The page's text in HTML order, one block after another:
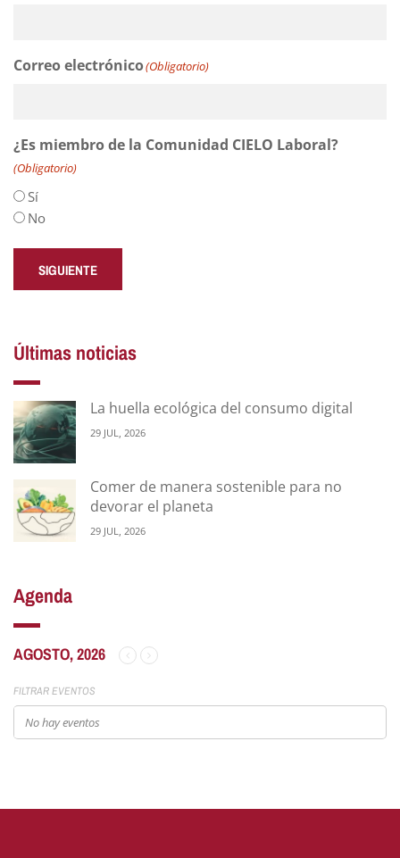
Correo electrónico(Obligatorio)
¿Es miembro de la Comunidad CIELO Laboral?
(Obligatorio)
Sí
No
SIGUIENTE
Últimas noticias
La huella ecológica del consumo digital
29 JUL, 2026
Comer de manera sostenible para no
devorar el planeta
29 JUL, 2026
Agenda
AGOSTO, 2026
FILTRAR EVENTOS
No hay eventos